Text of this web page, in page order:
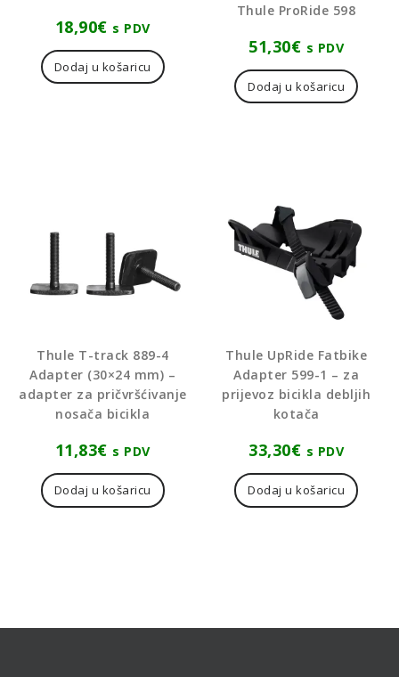
18,90€ s PDV
Dodaj u košaricu
Thule ProRide 598
51,30€ s PDV
Dodaj u košaricu
Thule T-track 889-4
Adapter (30×24 mm) –
adapter za pričvršćivanje
nosača bicikla
11,83€ s PDV
Dodaj u košaricu
Thule UpRide Fatbike
Adapter 599-1 – za
prijevoz bicikla debljih
kotača
33,30€ s PDV
Dodaj u košaricu